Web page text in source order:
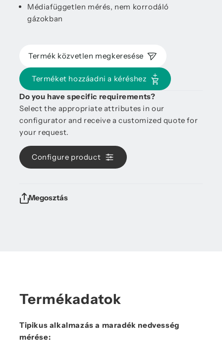
Médiafüggetlen mérés, nem korrodáló
gázokban
Termék közvetlen megkeresése
Terméket hozzáadni a kéréshez
Do you have specific requirements?
Select the appropriate attributes in our
configurator and receive a customized quote for
your request.
Configure product
Megosztás
Termékadatok
Tipikus alkalmazás a maradék nedvesség
mérése: